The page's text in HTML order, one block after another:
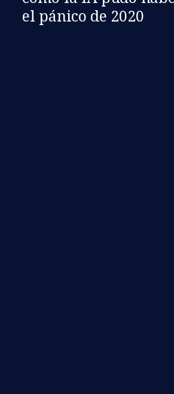
el pánico de 2020